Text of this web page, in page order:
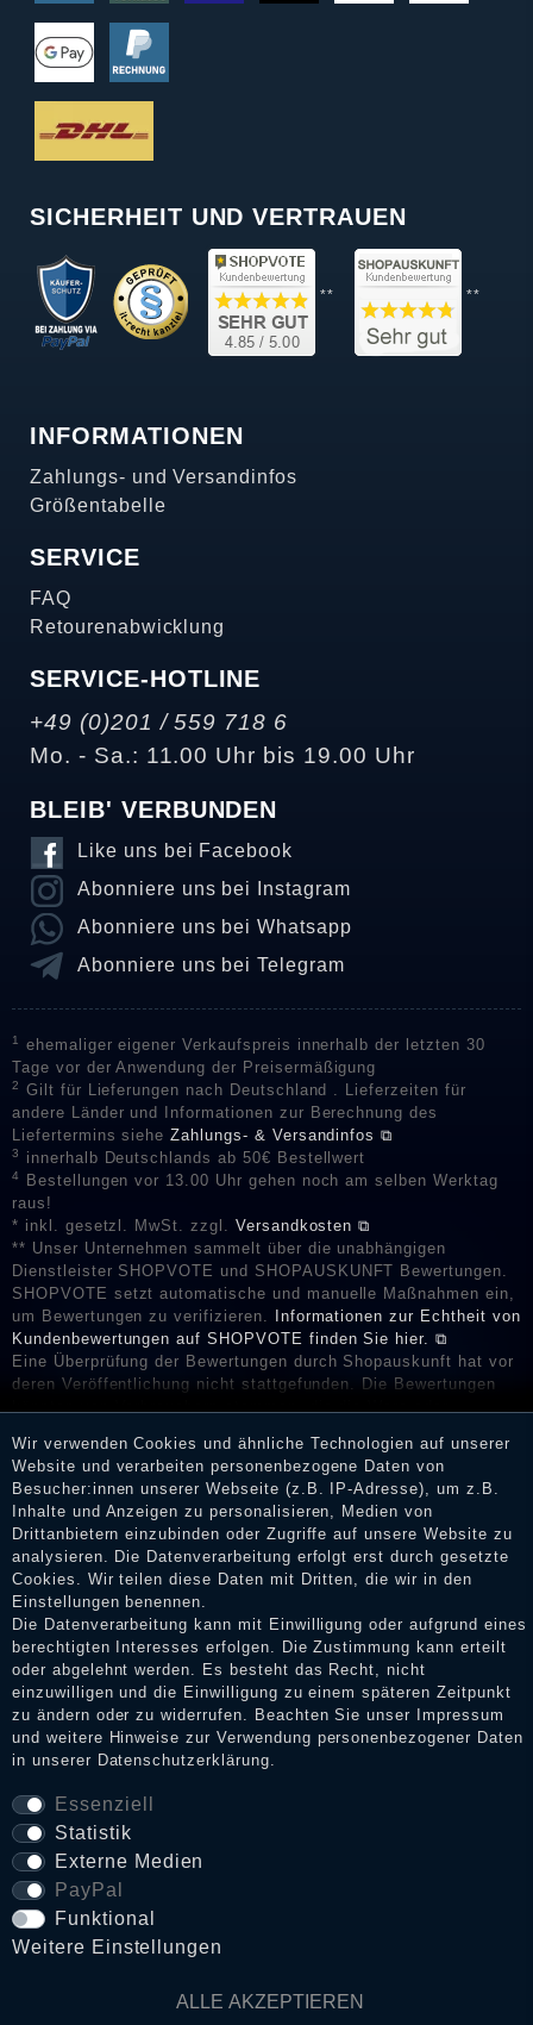
SICHERHEIT UND VERTRAUEN
** **
INFORMATIONEN
Zahlungs- und Versandinfos
Größentabelle
SERVICE
FAQ
Retourenabwicklung
SERVICE-HOTLINE
+49 (0)201 / 559 718 6
Mo. - Sa.: 11.00 Uhr bis 19.00 Uhr
BLEIB' VERBUNDEN
Like uns bei Facebook
Abonniere uns bei Instagram
Abonniere uns bei Whatsapp
Abonniere uns bei Telegram
1
ehemaliger eigener Verkaufspreis innerhalb der letzten 30
Tage vor der Anwendung der Preisermäßigung
2
Gilt für Lieferungen nach Deutschland . Lieferzeiten für
andere Länder und Informationen zur Berechnung des
Liefertermins sieheZahlungs- & Versandinfos ⧉
3 innerhalb Deutschlands ab 50€ Bestellwert
4
Bestellungen vor 13.00 Uhr gehen noch am selben Werktag
raus!
* inkl. gesetzl. MwSt. zzgl. Versandkosten ⧉
** Unser Unternehmen sammelt über die unabhängigen
Dienstleister SHOPVOTE und SHOPAUSKUNFT Bewertungen.
SHOPVOTE setzt automatische und manuelle Maßnahmen ein,
um Bewertungen zu verifizieren.
Informationen zur Echtheit von
Kundenbewertungen auf SHOPVOTE finden Sie hier. ⧉
Eine Überprüfung der Bewertungen durch Shopauskunft hat vor
deren Veröffentlichung nicht stattgefunden. Die Bewertungen
Erhalt einer Benachrichtigungs-E-Mail können Händler die
Bewertungen verifizieren und über die erfolgte Verifizierung im
Shop informieren.
Impressum
Daten­schutz­erklärung
AGB
Widerrufs­recht
VERTRAG WIDERRUFEN
Wir verwenden Cookies und ähnliche Technologien auf unserer
Website und verarbeiten personenbezogene Daten von
Besucher:innen unserer Webseite (z.B. IP-Adresse), um z.B.
Inhalte und Anzeigen zu personalisieren, Medien von
Drittanbietern einzubinden oder Zugriffe auf unsere Website zu
analysieren. Die Datenverarbeitung erfolgt erst durch gesetzte
Cookies. Wir teilen diese Daten mit Dritten, die wir in den
Einstellungen benennen.
Die Datenverarbeitung kann mit Einwilligung oder aufgrund eines
berechtigten Interesses erfolgen. Die Zustimmung kann erteilt
oder abgelehnt werden. Es besteht das Recht, nicht
einzuwilligen und die Einwilligung zu einem späteren Zeitpunkt
zu ändern oder zu widerrufen. Beachten Sie unser
Impressum
und weitere Hinweise zur Verwendung personenbezogener Daten
in unserer Daten­schutz­erklärung.
Essenziell
Statistik
Externe Medien
PayPal
Funktional
Weitere Einstellungen
ALLE AKZEPTIEREN